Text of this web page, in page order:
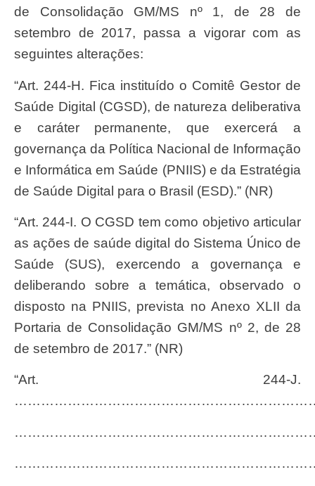
de Consolidação GM/MS nº 1, de 28 de
setembro de 2017, passa a vigorar com as
seguintes alterações:
“Art. 244-H. Fica instituído o Comitê Gestor de
Saúde Digital (CGSD), de natureza deliberativa
e caráter permanente, que exercerá a
governança da Política Nacional de Informação
e Informática em Saúde (PNIIS) e da Estratégia
de Saúde Digital para o Brasil (ESD).” (NR)
“Art. 244-I. O CGSD tem como objetivo articular
as ações de saúde digital do Sistema Único de
Saúde (SUS), exercendo a governança e
deliberando sobre a temática, observado o
disposto na PNIIS, prevista no Anexo XLII da
Portaria de Consolidação GM/MS nº 2, de 28
de setembro de 2017.” (NR)
“Art. 244-J.